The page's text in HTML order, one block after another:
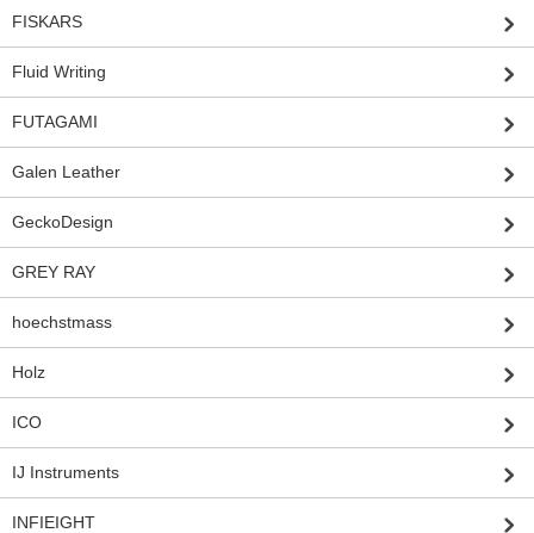
FISKARS
Fluid Writing
FUTAGAMI
Galen Leather
GeckoDesign
GREY RAY
hoechstmass
Holz
ICO
IJ Instruments
INFIEIGHT